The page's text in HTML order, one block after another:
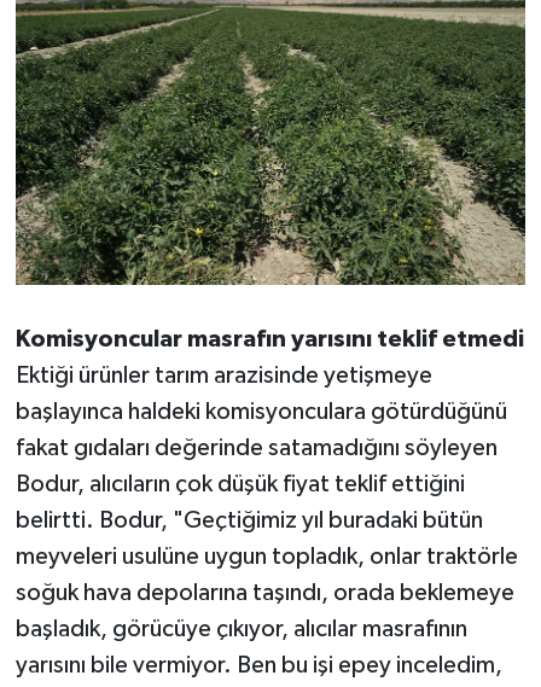
Komisyoncular masrafın yarısını teklif etmedi
Ektiği ürünler tarım arazisinde yetişmeye
başlayınca haldeki komisyonculara götürdüğünü
fakat gıdaları değerinde satamadığını söyleyen
Bodur, alıcıların çok düşük fiyat teklif ettiğini
belirtti. Bodur, "Geçtiğimiz yıl buradaki bütün
meyveleri usulüne uygun topladık, onlar traktörle
soğuk hava depolarına taşındı, orada beklemeye
başladık, görücüye çıkıyor, alıcılar masrafının
yarısını bile vermiyor. Ben bu işi epey inceledim,